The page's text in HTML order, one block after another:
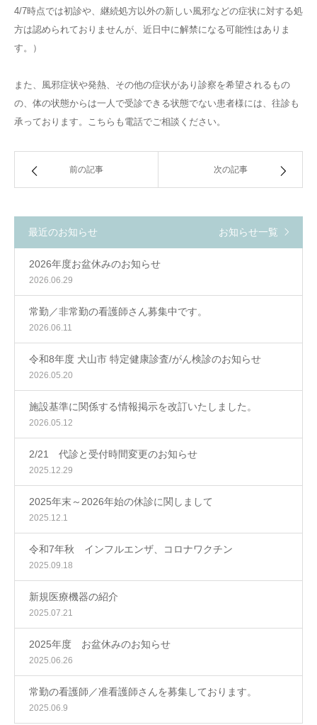
4/7時点では初診や、継続処方以外の新しい風邪などの症状に対する処
方は認められておりませんが、近日中に解禁になる可能性はありま
す。）
また、風邪症状や発熱、その他の症状があり診察を希望されるもの
の、体の状態からは一人で受診できる状態でない患者様には、往診も
承っております。こちらも電話でご相談ください。
前の記事 次の記事
最近のお知らせ お知らせ一覧
2026年度お盆休みのお知らせ
2026.06.29
常勤／非常勤の看護師さん募集中です。
2026.06.11
令和8年度 犬山市 特定健康診査/がん検診のお知らせ
2026.05.20
施設基準に関係する情報掲示を改訂いたしました。
2026.05.12
2/21 代診と受付時間変更のお知らせ
2025.12.29
2025年末～2026年始の休診に関しまして
2025.12.1
令和7年秋 インフルエンザ、コロナワクチン
2025.09.18
新規医療機器の紹介
2025.07.21
2025年度 お盆休みのお知らせ
2025.06.26
常勤の看護師／准看護師さんを募集しております。
2025.06.9